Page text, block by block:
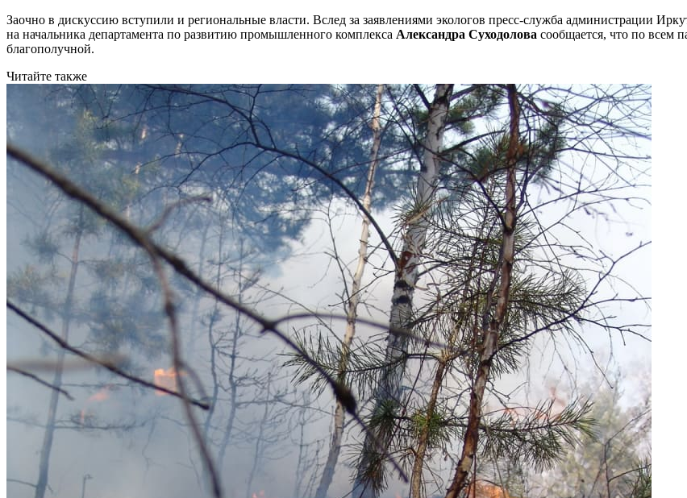
Заочно в дискуссию вступили и региональные власти. Вслед за заявлениями экологов пресс-служба администрации
на начальника департамента по развитию промышленного комплекса Александра Суходолова сообщается, что по всем
благополучной.
Читайте также